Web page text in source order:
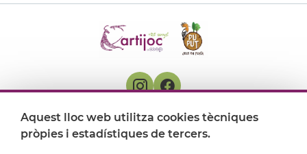
On ens trobem
Aquest lloc web utilitza cookies tècniques
pròpies i estadístiques de tercers.